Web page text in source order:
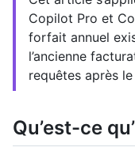
Copilot Pro et
forfait annuel
l’ancienne
requêtes après
Qu’est-ce